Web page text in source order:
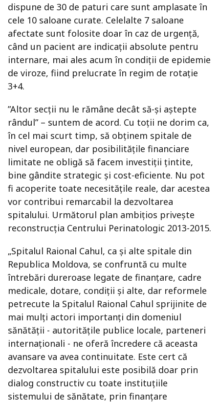
dispune de 30 de paturi care sunt amplasate în
cele 10 saloane curate. Celelalte 7 saloane
afectate sunt folosite doar în caz de urgență,
când un pacient are indicații absolute pentru
internare, mai ales acum în condiții de epidemie
de viroze, fiind prelucrate în regim de rotație
3+4.
”Altor secţii nu le rămâne decât să-şi aştepte
rândul” – suntem de acord. Cu toții ne dorim ca,
în cel mai scurt timp, să obținem spitale de
nivel european, dar posibilitățile financiare
limitate ne obligă să facem investiții țintite,
bine gândite strategic și cost-eficiente. Nu pot
fi acoperite toate necesitățile reale, dar acestea
vor contribui remarcabil la dezvoltarea
spitalului. Următorul plan ambițios privește
reconstrucția Centrului Perinatologic 2013-2015.
„Spitalul Raional Cahul, ca și alte spitale din
Republica Moldova, se confruntă cu multe
întrebări dureroase legate de finanțare, cadre
medicale, dotare, condiții și alte, dar reformele
petrecute la Spitalul Raional Cahul sprijinite de
mai mulți actori importanți din domeniul
sănătății - autoritățile publice locale, parteneri
internaționali - ne oferă încredere că aceasta
avansare va avea continuitate. Este cert că
dezvoltarea spitalului este posibilă doar prin
dialog constructiv cu toate instituțiile
sistemului de sănătate, prin finanțare